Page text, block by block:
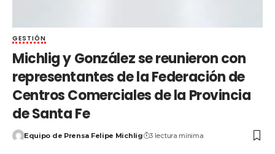
GESTIÓN
Michlig y González se reunieron con
representantes de la Federación de
Centros Comerciales de la Provincia
de Santa Fe
Equipo de Prensa Felipe Michlig 3 lectura mínima